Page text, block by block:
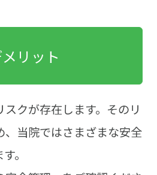
リット
クが存在します。そのリ
、当院ではさまざまな安全
。